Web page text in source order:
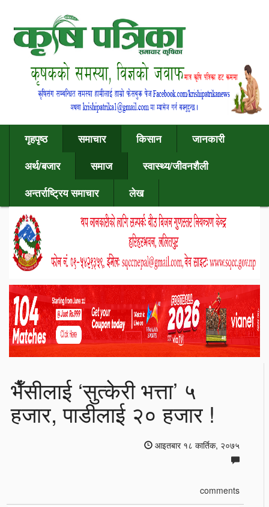
गृहपृष्ठ समाचार किसान
जानकारी
अर्थ/बजार
समाज
स्वास्थ्य/जीवनशैली
अन्तर्राष्ट्रिय समाचार
लेख
भैँसीलाई ‘सुत्केरी भत्ता’ ५
हजार, पाडीलाई २० हजार !
आइतबार १८ कार्तिक, २०७५
comments